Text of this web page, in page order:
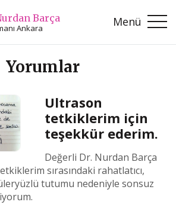
Barça
Ankara Menü
Yorumlar
Ultrason
tetkiklerim için
teşekkür ederim.
Değerli Dr. Nurdan Barça
sırasındaki rahatlatıcı,
tutumu nedeniyle sonsuz